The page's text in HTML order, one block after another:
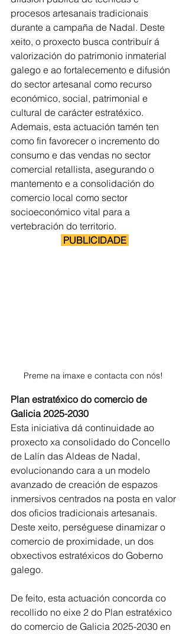
procesos artesanais tradicionais
durante a campaña de Nadal. Deste
xeito, o proxecto busca contribuír á
valorización do patrimonio inmaterial
galego e ao fortalecemento e difusión
do sector artesanal como recurso
económico, social, patrimonial e
cultural de carácter estratéxico.
Ademais, esta actuación tamén ten
como fin favorecer o incremento do
consumo e das vendas no sector
comercial retallista, asegurando o
mantemento e a consolidación do
comercio local como sector
socioeconómico vital para a
vertebración do territorio.
PUBLICIDADE
Preme na imaxe e contacta con nós!
Plan estratéxico do comercio de
Galicia 2025-2030
Esta iniciativa dá continuidade ao
proxecto xa consolidado do Concello
de Lalín das Aldeas de Nadal,
evolucionando cara a un modelo
avanzado de creación de espazos
inmersivos centrados na posta en valor
dos oficios tradicionais artesanais.
Deste xeito, perséguese dinamizar o
comercio de proximidade, un dos
obxectivos estratéxicos do Goberno
galego.
De feito, esta actuación concorda co
recollido no eixe 2 do Plan estratéxico
do comercio de Galicia 2025-2030 en